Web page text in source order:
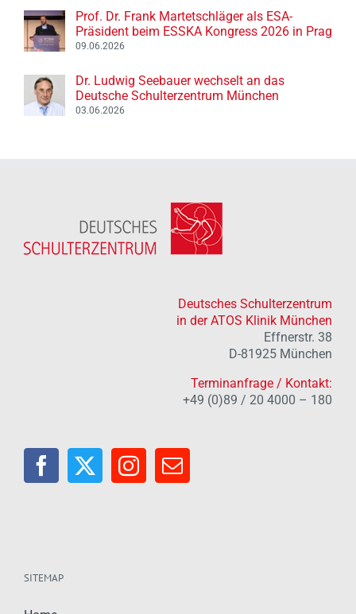
Prof. Dr. Frank Martetschläger als ESA-
Präsident beim ESSKA Kongress 2026 in Prag
09.06.2026
Dr. Ludwig Seebauer wechselt an das
Deutsche Schulterzentrum München
03.06.2026
Deutsches Schulterzentrum
in der ATOS Klinik München
Effnerstr. 38
D-81925 München
Terminanfrage / Kontakt:
+49 (0)89 / 20 4000 – 180
SITEMAP